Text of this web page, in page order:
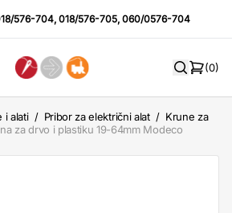
576-704,018/576-705,060/0576-704
(0)
i alati / Pribor za električni alat / Krune za
za drvo i plastiku 19-64mm Modeco